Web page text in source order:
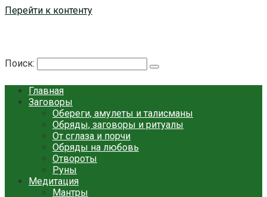
Перейти к контенту
Поиск:
Главная
Заговоры
Обереги, амулеты и талисманы
Обряды, заговоры и ритуалы
От сглаза и порчи
Обряды на любовь
Отвороты
Руны
Медитация
Мантры